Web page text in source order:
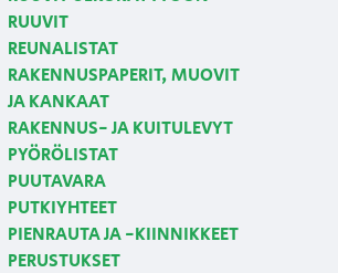
RUUVIT
REUNALISTAT
RAKENNUSPAPERIT, MUOVIT
JA KANKAAT
RAKENNUS- JA KUITULEVYT
PYÖRÖLISTAT
PUUTAVARA
PUTKIYHTEET
PIENRAUTA JA -KIINNIKKEET
PERUSTUKSET